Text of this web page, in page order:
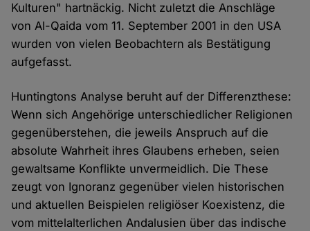
Kulturen" hartnäckig. Nicht zuletzt die Anschläge
von Al-Qaida vom 11. September 2001 in den USA
wurden von vielen Beobachtern als Bestätigung
aufgefasst.
Huntingtons Analyse beruht auf der Differenzthese:
Wenn sich Angehörige unterschiedlicher Religionen
gegenüberstehen, die jeweils Anspruch auf die
absolute Wahrheit ihres Glaubens erheben, seien
gewaltsame Konflikte unvermeidlich. Die These
zeugt von Ignoranz gegenüber vielen historischen
und aktuellen Beispielen religiöser Koexistenz, die
vom mittelalterlichen Andalusien über das indische